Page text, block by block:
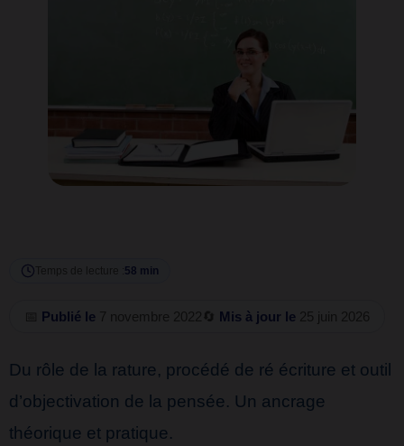
Temps de lecture : 58 min
📅 Publié le 7 novembre 2022 🔄 Mis à jour le 25 juin 2026
Du rôle de la rature, procédé de ré écriture et outil
d’objectivation de la pensée. Un ancrage
théorique et pratique.